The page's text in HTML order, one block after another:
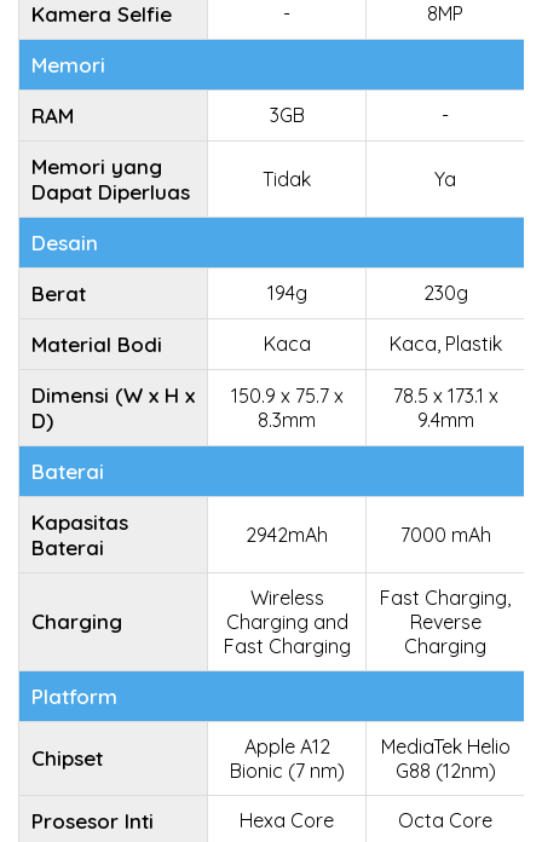
Kamera Selfie - 8MP
Memori
RAM
3GB -
Memori yang
Dapat Diperluas
Tidak Ya
Desain
Berat
194g 230g
Material Bodi Kaca Kaca, Plastik
Dimensi (W x H x
D)
150.9 x 75.7 x
8.3mm
78.5 x 173.1 x
9.4mm
Baterai
Kapasitas
Baterai
2942mAh 7000 mAh
Charging
Wireless
Charging and
Fast Charging
Fast Charging,
Reverse
Charging
Platform
Chipset
Apple A12
Bionic (7 nm)
MediaTek Helio
G88 (12nm)
Prosesor Inti Hexa Core Octa Core